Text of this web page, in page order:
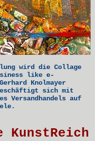
wird die Collage
like e-
Knolmayer
sich mit
Versandhandels auf
KunstReich